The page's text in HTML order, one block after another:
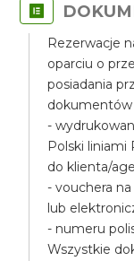
Rezerwacje
oparciu o
posiadania
dokumentów
-
Polski liniami
do klienta/
- vouchera
lub
- numeru
Wszystkie